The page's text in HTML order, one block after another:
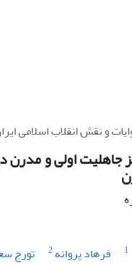
و نقش انقلاب اسلامی
جاهلیت اولی و مدرن
1 فرهاد پروانه2 تورج